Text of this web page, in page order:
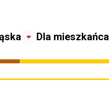
Dla mieszkańca